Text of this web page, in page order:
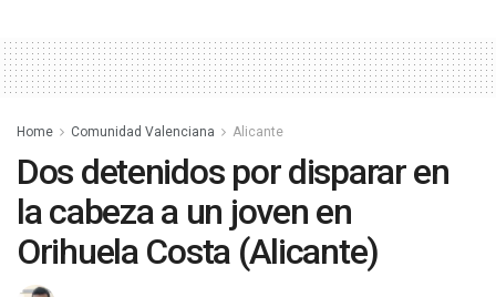
Home Comunidad Valenciana Alicante
Dos detenidos por disparar en
la cabeza a un joven en
Orihuela Costa (Alicante)